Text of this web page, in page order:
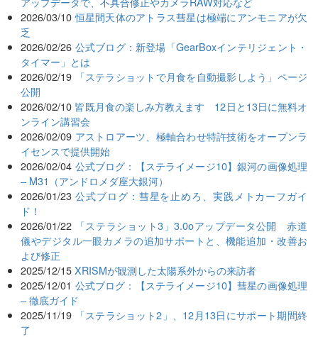
2026/03/10 恒星間天体のアトラス彗星は極端にアンモニアが欠
乏
2026/02/26 公式ブログ：新登場「GearBoxインテリジェント・
タイマー」とは
2026/02/19
「ステラショットで月食を自動撮影しよう」ページ
公開
2026/02/10 皆既月食の楽しみ方教えます 12日と13日に無料オ
ンライン講習会
2026/02/09 アストロアーツ、極軸合わせ特許技術をオープンラ
イセンスで提供開始
2026/02/04 公式ブログ：【ステライメージ10】銀河の画像処理
– M31（アンドロメダ座大銀河）
2026/01/23 公式ブログ：彗星を止めろ、実践メトカーフガイ
ド！
2026/01/22
「ステラショット3」3.0oアップデータ公開 赤道
儀やデジタル一眼カメラの追加サポートと、機能追加・改善お
よび修正
2025/12/15 XRISMが観測した太陽系外からの来訪者
2025/12/01 公式ブログ：【ステライメージ10】彗星の画像処理
– 徹底ガイド
2025/11/19
「ステラショット2」、12月13日にサポート期間終
了